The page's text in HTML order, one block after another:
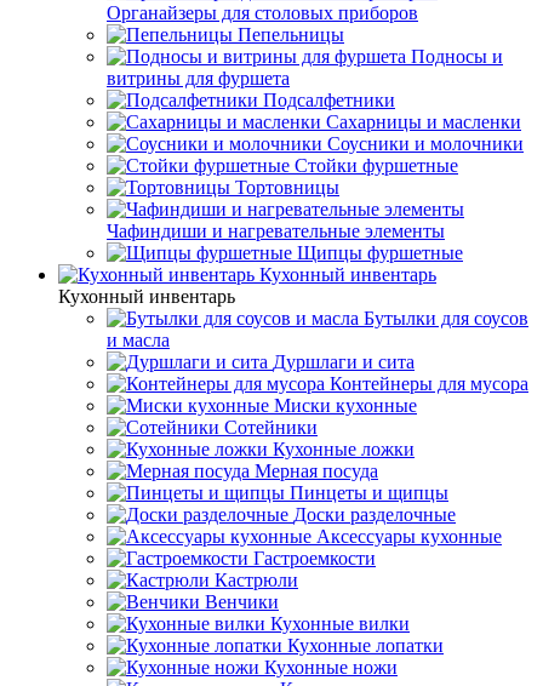
Органайзеры для столовых приборов
Пепельницы
Подносы и
витрины для фуршета
Подсалфетники
Сахарницы и масленки
Соусники и молочники
Стойки фуршетные
Тортовницы
Чафиндиши и нагревательные элементы
Щипцы фуршетные
Кухонный инвентарь
Кухонный инвентарь
Бутылки для соусов
и масла
Дуршлаги и сита
Контейнеры для мусора
Миски кухонные
Сотейники
Кухонные ложки
Мерная посуда
Пинцеты и щипцы
Доски разделочные
Аксессуары кухонные
Гастроемкости
Кастрюли
Венчики
Кухонные вилки
Кухонные лопатки
Кухонные ножи